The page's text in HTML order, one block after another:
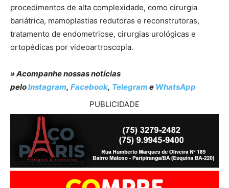
procedimentos de alta complexidade, como cirurgia
bariátrica, mamoplastias redutoras e reconstrutoras,
tratamento de endometriose, cirurgias urológicas e
ortopédicas por videoartroscopia.
» Acompanhe nossas notícias
peloInstagram, Facebook, Telegram e WhatsApp
PUBLICIDADE